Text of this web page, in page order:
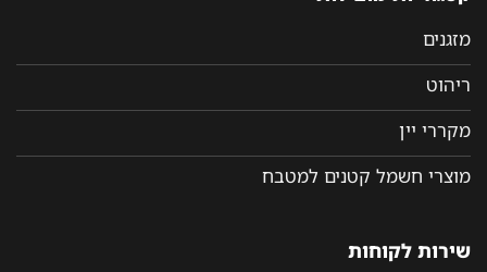
מזגנים
ריהוט
מקררי יין
מוצרי חשמל קטנים למטבח
שירות לקוחות